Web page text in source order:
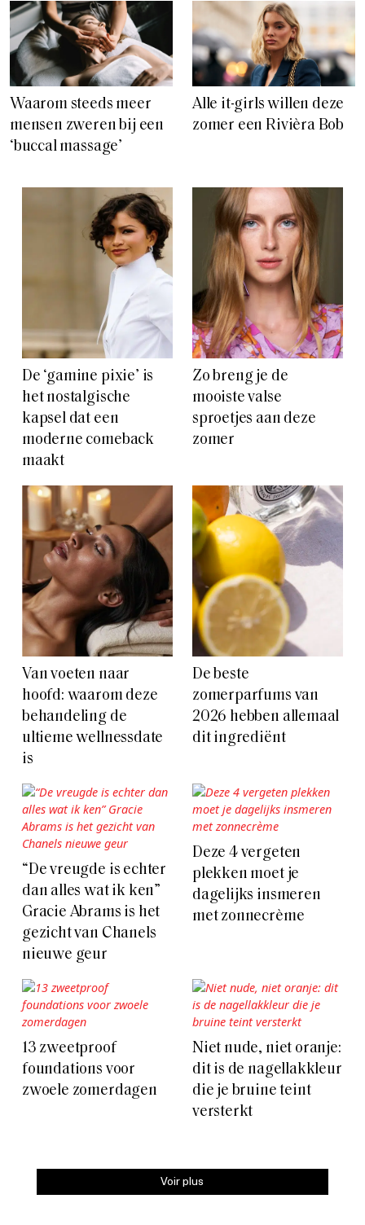
Waarom steeds meer
mensen zweren bij een
‘buccal massage’
Alle it-girls willen deze
zomer een Rivièra Bob
De ‘gamine pixie’ is
het nostalgische
kapsel dat een
moderne comeback
maakt
Zo breng je de
mooiste valse
sproetjes aan deze
zomer
Van voeten naar
hoofd: waarom deze
behandeling de
ultieme wellnessdate
is
De beste
zomerparfums van
2026 hebben allemaal
dit ingrediënt
“De vreugde is echter
dan alles wat ik ken”
Gracie Abrams is het
gezicht van Chanels
nieuwe geur
Deze 4 vergeten
plekken moet je
dagelijks insmeren
met zonnecrème
13 zweetproof
foundations voor
zwoele zomerdagen
Niet nude, niet oranje:
dit is de nagellakkleur
die je bruine teint
versterkt
Voir plus